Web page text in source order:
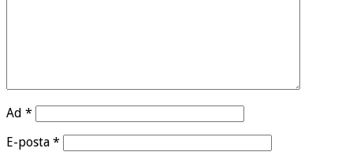
Ad *
E-posta *